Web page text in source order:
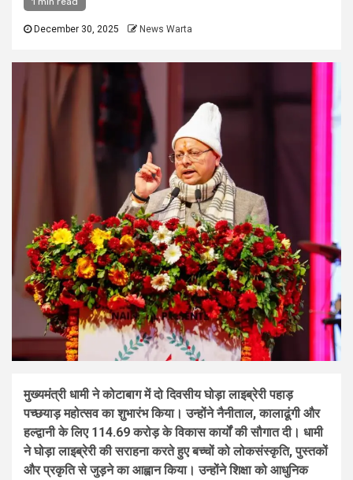
December 30, 2025 News Warta
मुख्यमंत्री धामी ने कोटाबाग में दो दिवसीय घोड़ा लाइब्रेरी पहाड़
पच्छयाड़ महोत्सव का शुभारंभ किया। उन्होंने नैनीताल, कालाढूंगी और
हल्द्वानी के लिए 114.69 करोड़ के विकास कार्यों की सौगात दी। धामी
ने घोड़ा लाइब्रेरी की सराहना करते हुए बच्चों को लोकसंस्कृति, पुस्तकों
और प्रकृति से जुड़ने का आह्वान किया। उन्होंने शिक्षा को आधुनिक